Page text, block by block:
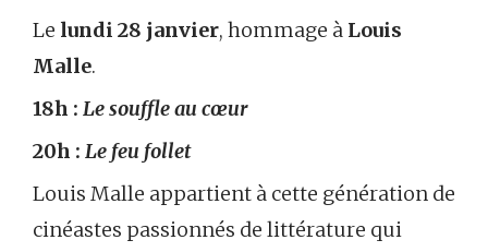
Le lundi 28 janvier, hommage à Louis
Malle.
18h : Le souffle au cœur
20h : Le feu follet
Louis Malle appartient à cette génération de
cinéastes passionnés de littérature qui